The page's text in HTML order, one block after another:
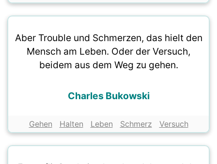
Aber Trouble und Schmerzen, das hielt den
Mensch am Leben. Oder der Versuch,
beidem aus dem Weg zu gehen.
Charles Bukowski
Gehen Halten Leben Schmerz Versuch